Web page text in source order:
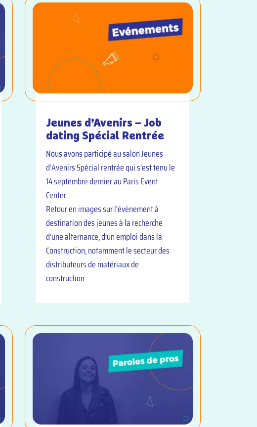
Jeunes d’Avenirs – Job
dating Spécial Rentrée
Nous avons participé au salon Jeunes
d’Avenirs Spécial rentrée qui s’est tenu le
14 septembre dernier au Paris Event
Center.
Retour en images sur l’évènement à
destination des jeunes à la recherche
d’une alternance, d’un emploi dans la
Construction, notamment le secteur des
distributeurs de matériaux de
construction.